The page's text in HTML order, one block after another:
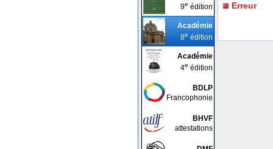
9e édition
Académie
8e édition
Académie
4e édition
BDLP
Francophonie
BHVF
attestations
Erreur